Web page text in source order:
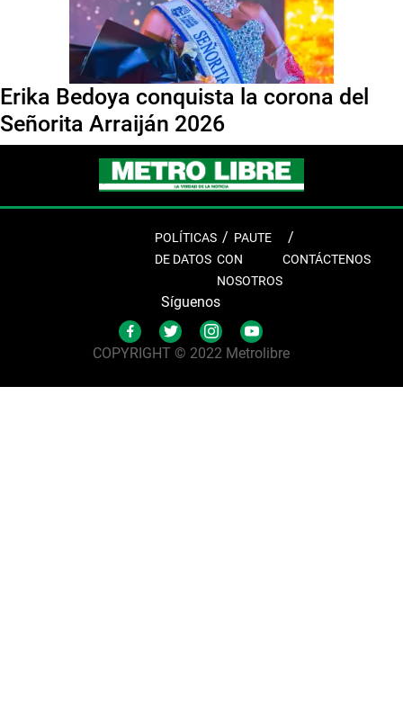
Erika Bedoya conquista la corona del
Señorita Arraiján 2026
POLÍTICAS
DE DATOS
PAUTE
CON
NOSOTROS
CONTÁCTENOS
Síguenos
COPYRIGHT © 2022 Metrolibre